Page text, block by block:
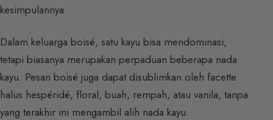
kesimpulannya.
Dalam keluarga boisé, satu kayu bisa mendominasi,
tetapi biasanya merupakan perpaduan beberapa nada
kayu. Pesan boisé juga dapat disublimkan oleh facette
halus hespéridé, floral, buah, rempah, atau vanila, tanpa
yang terakhir ini mengambil alih nada kayu.